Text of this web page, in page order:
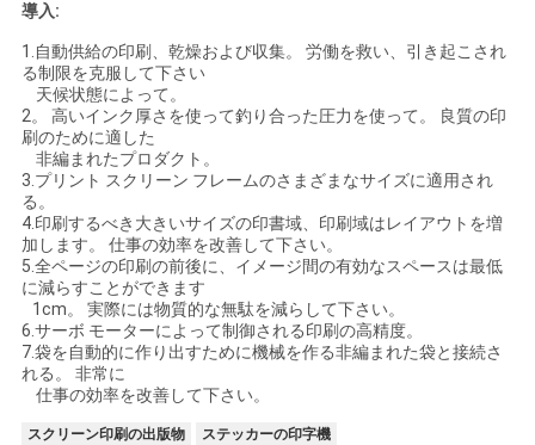
要
求
し
な
さ
い
地
図
導入:
1.自動供給の印刷、乾燥および収集。 労働を救い、引き起こされ
る制限を克服して下さい
天候状態によって。
2。 高いインク厚さを使って釣り合った圧力を使って。 良質の印
刷のために適した
非編まれたプロダクト。
3.プリント スクリーン フレームのさまざまなサイズに適用され
る。
4.印刷するべき大きいサイズの印書域、印刷域はレイアウトを増
加します。 仕事の効率を改善して下さい。
5.全ページの印刷の前後に、イメージ間の有効なスペースは最低
に減らすことができます
1cm。 実際には物質的な無駄を減らして下さい。
6.サーボ モーターによって制御される印刷の高精度。
7.袋を自動的に作り出すために機械を作る非編まれた袋と接続さ
れる。 非常に
仕事の効率を改善して下さい。
スクリーン印刷の出版物
ステッカーの印字機